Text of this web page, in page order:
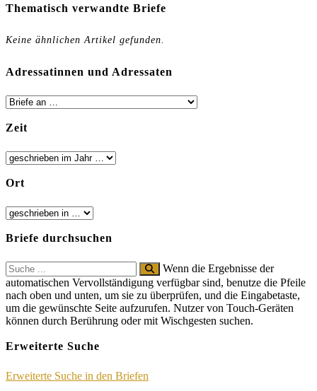
Thematisch verwandte Briefe
Keine ähnlichen Artikel gefunden.
Adressatinnen und Adressaten
Zeit
Ort
Briefe durchsuchen
Search
for:
Wenn die Ergebnisse der
automatischen Vervollständigung verfügbar sind, benutze die Pfeile
nach oben und unten, um sie zu überprüfen, und die Eingabetaste,
um die gewünschte Seite aufzurufen. Nutzer von Touch-Geräten
können durch Berührung oder mit Wischgesten suchen.
Erweiterte Suche
Erweiterte Suche in den Briefen